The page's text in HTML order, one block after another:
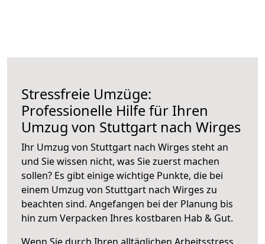
Stressfreie Umzüge:
Professionelle Hilfe für Ihren
Umzug von Stuttgart nach Wirges
Ihr Umzug von Stuttgart nach Wirges steht an
und Sie wissen nicht, was Sie zuerst machen
sollen? Es gibt einige wichtige Punkte, die bei
einem Umzug von Stuttgart nach Wirges zu
beachten sind. Angefangen bei der Planung bis
hin zum Verpacken Ihres kostbaren Hab & Gut.